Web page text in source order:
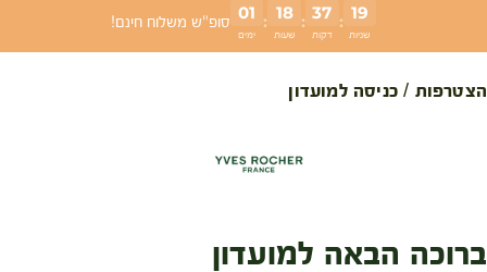
01
ימים
: 18
שעות
: 37
דקות
: 18
שניות
סופ"ש משלוח חינם!
הצטרפות / כניסה למועדון